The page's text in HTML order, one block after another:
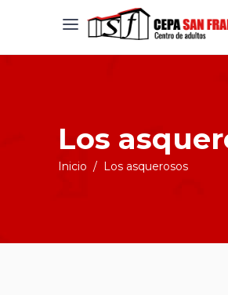
Los
Inicio / Los asquerosos